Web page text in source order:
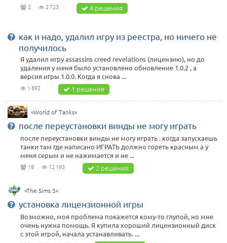
2 2 723 4 решения
как и надо, удалил игру из реестра, но ничего не
получилось
Я удалил игру assassins creed revelations (лицензию), но до
удаления у меня было установлено обновление 1.0.2 , а
версия игры 1.0.0. Когда я снова ...
1 692 1 решение
«World of Tanks»
после переустановки винды не могу играть
после переустановки винды не могу играть . когда запускаешь
танки там где написано ИГРАТЬ должно гореть красным а у
меня серым и не нажимается и не ...
18 12 193 2 решения
«The Sims 3»
установка лицензионной игры
Возможно, моя проблема покажется кому-то глупой, но мне
очень нужна помощь. Я купила хороший лицензионный диск
с этой игрой, начала устанавливать. ...